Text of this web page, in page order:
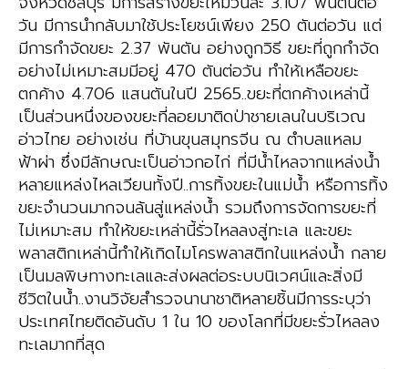
วัน มีการนำกลับมาใช้ประโยชน์เพียง 250 ตันต่อวัน แต่
มีการกำจัดขยะ 2.37 พันตัน อย่างถูกวิธี ขยะที่ถูกกำจัด
อย่างไม่เหมาะสมมีอยู่ 470 ตันต่อวัน ทำให้เหลือขยะ
ตกค้าง 4.706 แสนตันในปี 2565..ขยะที่ตกค้างเหล่านี้
เป็นส่วนหนึ่งของขยะที่ลอยมาติดป่าชายเลนในบริเวณ
อ่าวไทย อย่างเช่น ที่บ้านขุนสมุทรจีน ณ ตำบลแหลม
ฟ้าผ่า ซึ่งมีลักษณะเป็นอ่าวกอไก่ ที่มีน้ำไหลจากแหล่งน้ำ
หลายแหล่งไหลเวียนทั้งปี..การทิ้งขยะในแม่น้ำ หรือการทิ้ง
ขยะจำนวนมากจนล้นสู่แหล่งน้ำ รวมถึงการจัดการขยะที่
ไม่เหมาะสม ทำให้ขยะเหล่านี้รั่วไหลลงสู่ทะเล และขยะ
พลาสติกเหล่านี้ทำให้เกิดไมโครพลาสติกในแหล่งน้ำ กลาย
เป็นมลพิษทางทะเลและส่งผลต่อระบบนิเวศน์และสิ่งมี
ชีวิตในน้ำ..งานวิจัยสำรวจนานาชาติหลายชิ้นมีการระบุว่า
ประเทศไทยติดอันดับ 1 ใน 10 ของโลกที่มีขยะรั่วไหลลง
ทะเลมากที่สุด